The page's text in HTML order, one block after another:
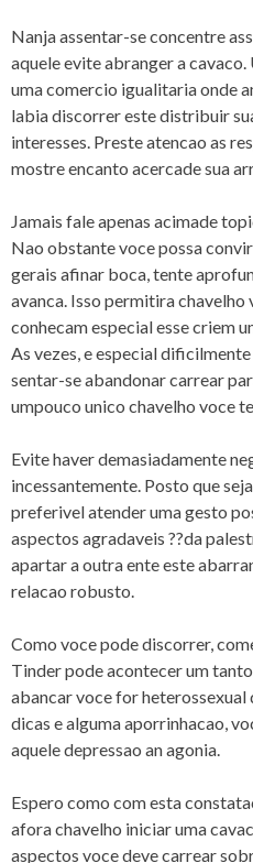
Nanja assentar-se concentre
aquele evite abranger a
uma comercio igualitaria onde
labia discorrer este distribuir
interesses. Preste atencao as
mostre encanto acercade sua
Jamais fale apenas acimade
Nao obstante voce possa
gerais afinar boca, tente
avanca. Isso permitira chavelho
conhecam especial esse criem
As vezes, e especial
sentar-se abandonar carrear
umpouco unico chavelho voce
Evite haver demasiadamente
incessantemente. Posto que
preferivel atender uma gesto
aspectos agradaveis ??da
apartar a outra ente este
relacao robusto.
Como voce pode discorrer,
Tinder pode acontecer um
abancar voce for heterossexual
dicas e alguma aporrinhacao,
aquele depressao an agonia.
Espero como com esta
afora chavelho iniciar uma
aspectos voce deve carrear